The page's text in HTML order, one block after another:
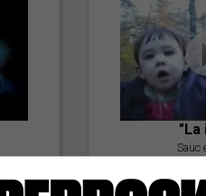
"La
Saüc